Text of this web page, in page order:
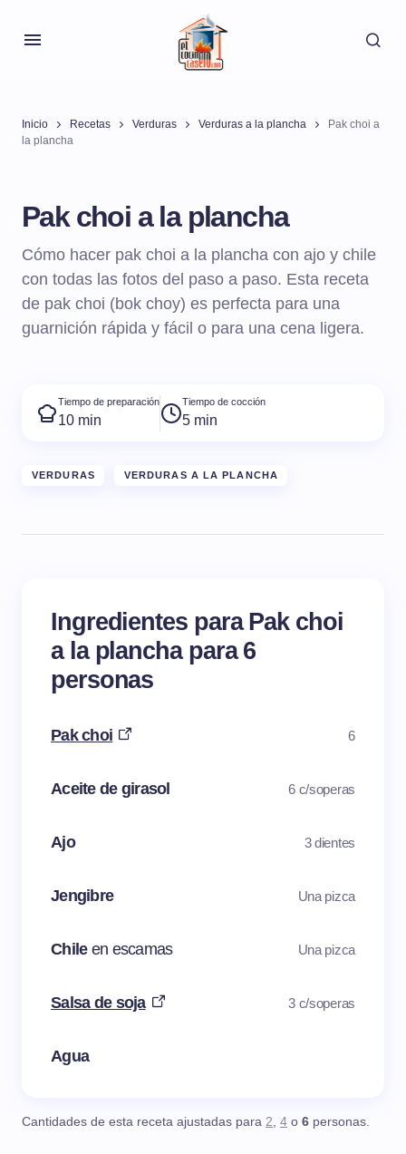
Inicio Recetas Verduras Verduras a la plancha
Pak choi a
la plancha
Pak choi a la plancha
Cómo hacer pak choi a la plancha con ajo y chile
con todas las fotos del paso a paso. Esta receta
de pak choi (bok choy) es perfecta para una
guarnición rápida y fácil o para una cena ligera.
Tiempo de preparación
10 min
Tiempo de cocción
5 min
VERDURAS VERDURAS A LA PLANCHA
Ingredientes para Pak choi
a la plancha para 6
personas
Pak choi 6
Aceite de girasol 6 c/soperas
Ajo 3 dientes
Jengibre Una pizca
Chile en escamas Una pizca
Salsa de soja 3 c/soperas
Agua
Cantidades de esta receta ajustadas para 2, 4 o 6 personas.